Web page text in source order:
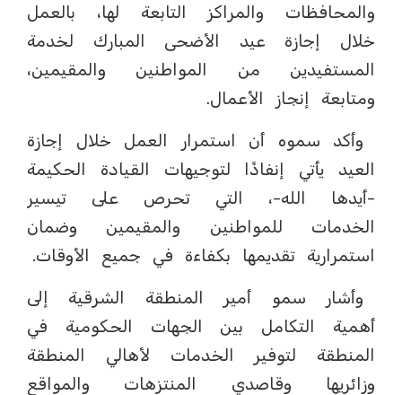
والمحافظات والمراكز التابعة لها، بالعمل
خلال إجازة عيد الأضحى المبارك لخدمة
المستفيدين من المواطنين والمقيمين،
ومتابعة إنجاز الأعمال.
وأكد سموه أن استمرار العمل خلال إجازة
العيد يأتي إنفاذًا لتوجيهات القيادة الحكيمة
-أيدها الله-، التي تحرص على تيسير
الخدمات للمواطنين والمقيمين وضمان
استمرارية تقديمها بكفاءة في جميع الأوقات.
وأشار سمو أمير المنطقة الشرقية إلى
أهمية التكامل بين الجهات الحكومية في
المنطقة لتوفير الخدمات لأهالي المنطقة
وزائريها وقاصدي المنتزهات والمواقع